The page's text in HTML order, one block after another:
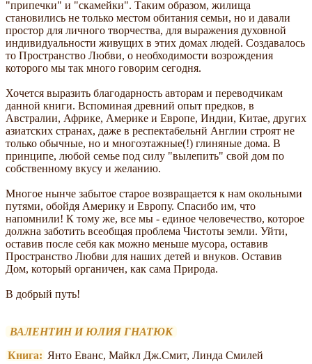
"припечки" и "скамейки". Таким образом, жилища
становились не только местом обитания семьи, но и давали
простор для личного творчества, для выражения духовной
индивидуальности живущих в этих домах людей. Создавалось
то Пространство Любви, о необходимости возрождения
которого мы так много говорим сегодня.
Хочется выразить благодарность авторам и переводчикам
данной книги. Вспоминая древний опыт предков, в
Австралии, Африке, Америке и Европе, Индии, Китае, других
азиатских странах, даже в респектабельнй Англии строят не
только обычные, но и многоэтажные(!) глиняные дома. В
принципе, любой семье под силу "вылепить" свой дом по
собственному вкусу и желанию.
Многое нынче забытое старое возвращается к нам окольными
путями, обойдя Америку и Европу. Спасибо им, что
напомнили! К тому же, все мы - единое человечество, которое
должна заботить всеобщая проблема Чистоты земли. Уйти,
оставив после себя как можно меньше мусора, оставив
Пространство Любви для наших детей и внуков. Оставив
Дом, который органичен, как сама Природа.
В добрый путь!
ВАЛЕНТИН И ЮЛИЯ ГНАТЮК
Книга: Янто Еванс, Майкл Дж.Смит, Линда Смилей